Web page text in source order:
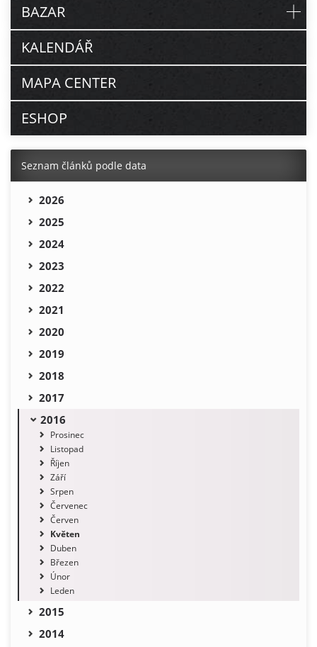
BAZAR
KALENDÁŘ
MAPA CENTER
ESHOP
Seznam článků podle data
2026
2025
2024
2023
2022
2021
2020
2019
2018
2017
2016
Prosinec
Listopad
Říjen
Září
Srpen
Červenec
Červen
Květen
Duben
Březen
Únor
Leden
2015
2014